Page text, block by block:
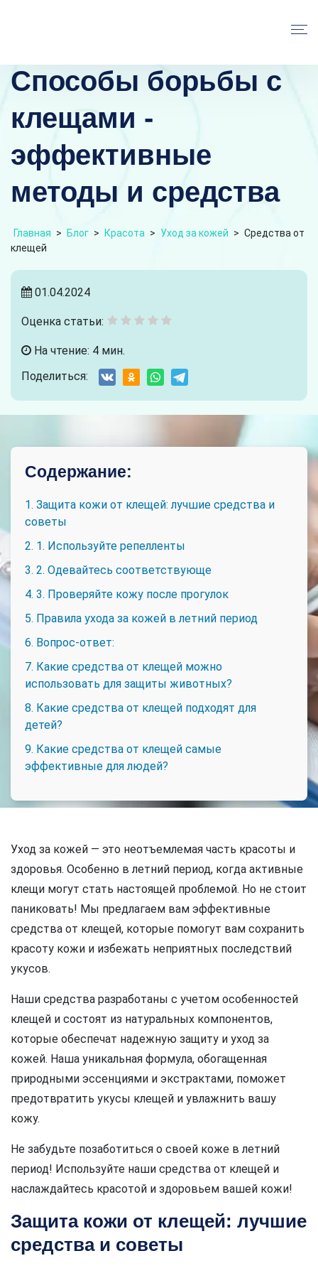
Способы борьбы с
клещами -
эффективные
методы и средства
Главная > Блог > Красота > Уход за кожей > Средства от
клещей
01.04.2024
Оценка статьи:
На чтение: 4 мин.
Поделиться:
Содержание:
1. Защита кожи от клещей: лучшие средства и
советы
2. 1. Используйте репелленты
3. 2. Одевайтесь соответствующе
4. 3. Проверяйте кожу после прогулок
5. Правила ухода за кожей в летний период
6. Вопрос-ответ:
7. Какие средства от клещей можно
использовать для защиты животных?
8. Какие средства от клещей подходят для
детей?
9. Какие средства от клещей самые
эффективные для людей?
Уход за кожей — это неотъемлемая часть красоты и
здоровья. Особенно в летний период, когда активные
клещи могут стать настоящей проблемой. Но не стоит
паниковать! Мы предлагаем вам эффективные
средства от клещей, которые помогут вам сохранить
красоту кожи и избежать неприятных последствий
укусов.
Наши средства разработаны с учетом особенностей
клещей и состоят из натуральных компонентов,
которые обеспечат надежную защиту и уход за
кожей. Наша уникальная формула, обогащенная
природными эссенциями и экстрактами, поможет
предотвратить укусы клещей и увлажнить вашу
кожу.
Не забудьте позаботиться о своей коже в летний
период! Используйте наши средства от клещей и
наслаждайтесь красотой и здоровьем вашей кожи!
Защита кожи от клещей: лучшие
средства и советы